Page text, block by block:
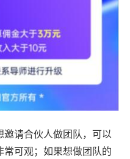
请合伙人做团队，可以
可观；如果想做团队的